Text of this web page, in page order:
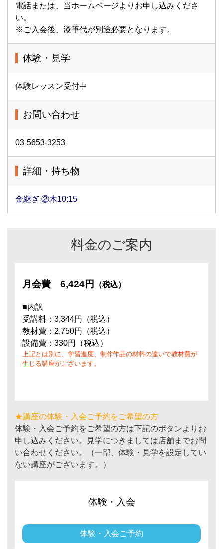
電話または、当ホームページよりお申し込みくださ
い。
※ご入会後、漆筆代が別途必要となります。
体験・見学
体験レッスン受付中
お問い合わせ
03-5653-3253
詳細・持ち物
金継ぎ ②木10:15
料金のご案内
月会費 6,424円 （税込）
■内訳
受講料：3,344円（税込）
教材費：2,750円（税込）
設備費：330円（税込）
上記とは別に、学習進度、制作作品の材料の違いで教材費が
生じる講座がございます。
★講座の体験・入会ご予約をご希望の方
体験・入会ご予約をご希望の方は下記のボタンよりお
申し込みください。見学につきましては店舗までお問
い合わせください。（一部、体験・見学を設定してい
ない講座がございます。）
体験・入会
体験・入会ご予約